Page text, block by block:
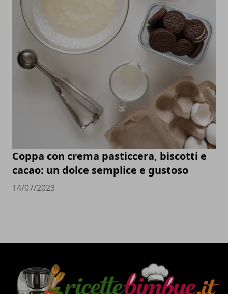
Coppa con crema pasticcera, biscotti e
cacao: un dolce semplice e gustoso
14/07/2023